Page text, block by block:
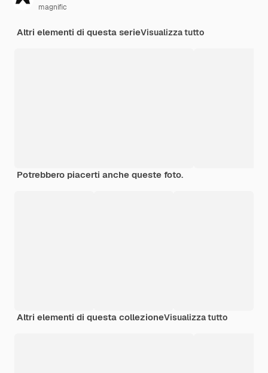
magnific
Altri elementi di questa serieVisualizza tutto
Potrebbero piacerti anche queste foto.
Altri elementi di questa collezioneVisualizza tutto